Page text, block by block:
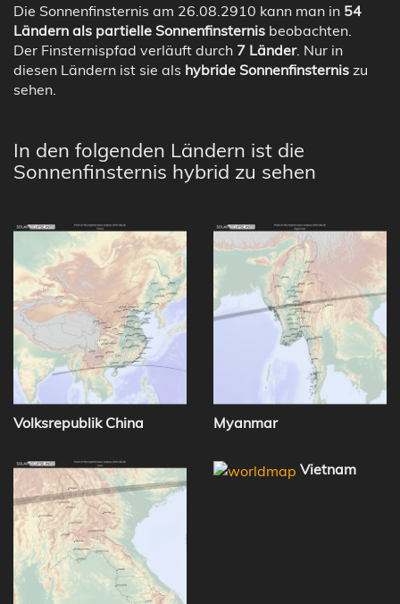
Die Sonnenfinsternis am 26.08.2910 kann man in 54
Ländern als partielle Sonnenfinsternis beobachten.
Der Finsternispfad verläuft durch 7 Länder. Nur in
diesen Ländern ist sie als hybride Sonnenfinsternis zu
sehen.
In den folgenden Ländern ist die
Sonnenfinsternis hybrid zu sehen
Volksrepublik China Myanmar
Vietnam